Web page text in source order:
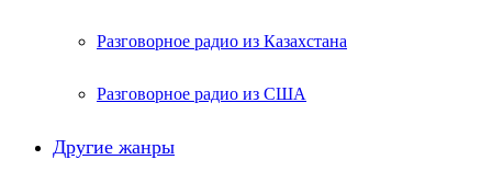
Разговорное радио из Казахстана
Разговорное радио из США
Другие жанры